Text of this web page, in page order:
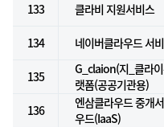
133
클라비 지원서비스
134 네이버클라우드 서
135
G_claion(지_클라
랫폼(공공기관용)
136
엔삼클라우드 중개
우드(IaaS)